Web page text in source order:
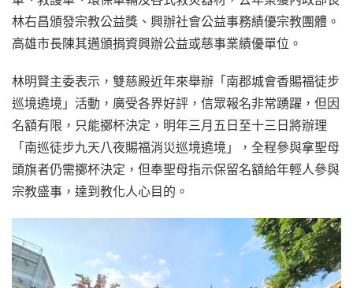
林右昌頒發宗教公益獎、興辦社會公益事務績優宗教團體。
高雄市長陳其邁頒捐資興辦公益或慈事業績優單位。
林明賢主委表示，雙慈殿近年來舉辦「南郡城會香賜福徒步
巡境遶境」活動，廣受各界好評，信眾報名非常踴躍，但因
名額有限，只能擲杯決定，明年三月五日至十三日將辦理
「南巡徒步九天八夜賜福消災巡境遶境」，全程參與拿聖母
頭旗者仍需擲杯決定，但奉聖母指示保留名額給年輕人參與
宗教盛事，達到教化人心目的。